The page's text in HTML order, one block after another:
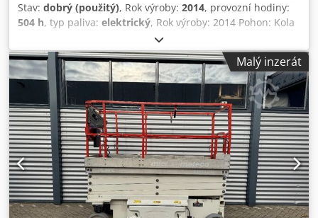
Stav: dobrý (použitý), Rok výroby: 2014, provozní hodiny:
504 h, typ paliva: elektrický, Rok výroby: 2014 Pohon: Kola
Celková povolená hmotnost (zGG): 450 kg Rozměry (D x Š x
V): 250 x 117 x 197 cm Nosnost: 450 kg Pracovní výška: 9,92
m Technický stav: dobrý Vizuální stav: dobrý Pro více
informací kontaktujte Tona. Výrobce: JLG Typ: 2646ES Rok
výroby: 2014 Hmotnost: 2 750 kg Provozní hodiny: 504
Pohon: Elektrický Číslo produktu: 25113 Dsdpfey S Ulxox Af
Aock Výška plošiny: 7,92 m Pracovní výška: 9,92 m Rozměry
plošiny: 112 x 250 cm Výsuvná plošina: 127 cm Celkové
rozměry DxŠxV: 250 x 117 x 197 cm Max. zatížení plošiny:
450 kg Stroj je technicky ve velmi dobrém stavu. Vybaven
dobrými bateriemi. Včetně dokumentace a certifikátu CE.
Cena: 5 250 € bez DPH, dostupné z našeho skladu v Hedel,
Malý inzerát